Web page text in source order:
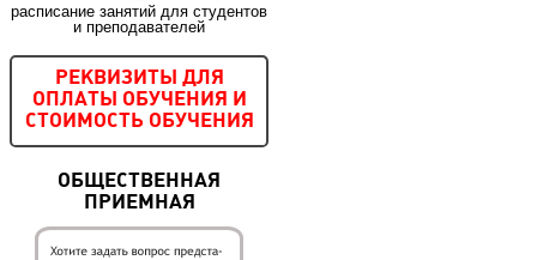
расписание занятий для студентов
и преподавателей
РЕКВИЗИТЫ ДЛЯ
ОПЛАТЫ ОБУЧЕНИЯ И
СТОИМОСТЬ ОБУЧЕНИЯ
ОБЩЕСТВЕННАЯ
ПРИЕМНАЯ